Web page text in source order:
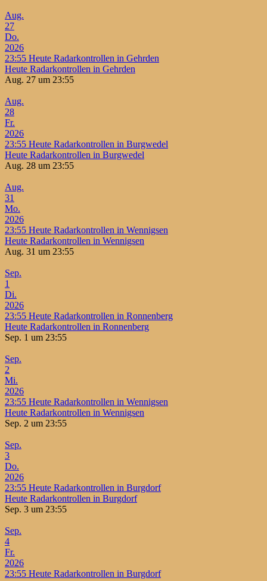
Aug.
27
Do.
2026
23:55 Heute Radarkontrollen in Gehrden
Heute Radarkontrollen in Gehrden
Aug. 27 um 23:55
Aug.
28
Fr.
2026
23:55 Heute Radarkontrollen in Burgwedel
Heute Radarkontrollen in Burgwedel
Aug. 28 um 23:55
Aug.
31
Mo.
2026
23:55 Heute Radarkontrollen in Wennigsen
Heute Radarkontrollen in Wennigsen
Aug. 31 um 23:55
Sep.
1
Di.
2026
23:55 Heute Radarkontrollen in Ronnenberg
Heute Radarkontrollen in Ronnenberg
Sep. 1 um 23:55
Sep.
2
Mi.
2026
23:55 Heute Radarkontrollen in Wennigsen
Heute Radarkontrollen in Wennigsen
Sep. 2 um 23:55
Sep.
3
Do.
2026
23:55 Heute Radarkontrollen in Burgdorf
Heute Radarkontrollen in Burgdorf
Sep. 3 um 23:55
Sep.
4
Fr.
2026
23:55 Heute Radarkontrollen in Burgdorf